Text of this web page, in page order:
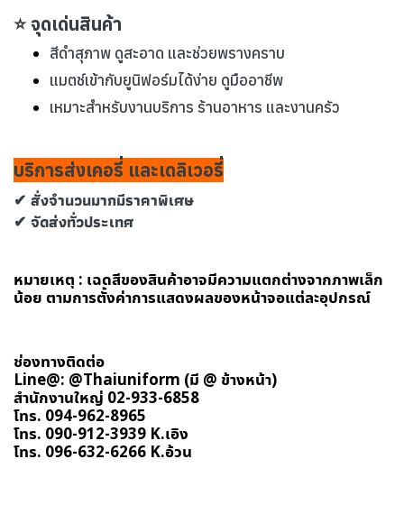
⭐ จุดเด่นสินค้า
สีดำสุภาพ ดูสะอาด และช่วยพรางคราบ
แมตช์เข้ากับยูนิฟอร์มได้ง่าย ดูมืออาชีพ
เหมาะสำหรับงานบริการ ร้านอาหาร และงานครัว
บริการส่งเคอรี่ และเดลิเวอรี่
✔ สั่งจำนวนมากมีราคาพิเศษ
✔ จัดส่งทั่วประเทศ
หมายเหตุ : เฉดสีของสินค้าอาจมีความแตกต่างจากภาพเล็ก
น้อย ตามการตั้งค่าการแสดงผลของหน้าจอแต่ละอุปกรณ์
ช่องทางติดต่อ
Line@: @Thaiuniform (มี @ ข้างหน้า)
สำนักงานใหญ่ 02-933-6858
โทร. 094-962-8965
โทร. 090-912-3939 K.เอิง
โทร. 096-632-6266 K.อ้วน